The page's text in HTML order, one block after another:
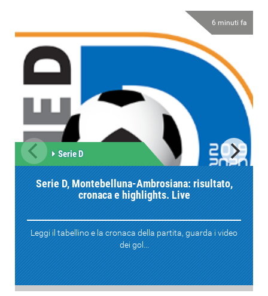
6 minuti fa
Serie D
Serie D, Montebelluna-Ambrosiana: risultato,
cronaca e highlights. Live
Leggi il tabellino e la cronaca della partita, guarda i video
dei gol...